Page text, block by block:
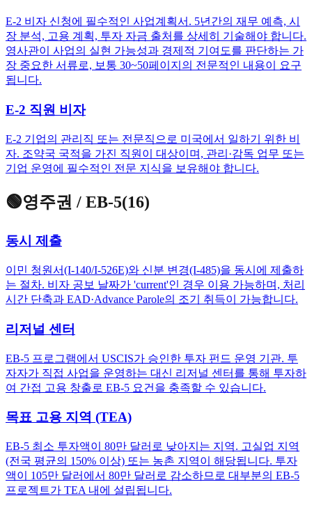
E-2 비자 신청에 필수적인 사업계획서. 5년간의 재무 예측, 시
장 분석, 고용 계획, 투자 자금 출처를 상세히 기술해야 합니다.
영사관이 사업의 실현 가능성과 경제적 기여도를 판단하는 가
장 중요한 서류로, 보통 30~50페이지의 전문적인 내용이 요구
됩니다.
E-2 직원 비자
E-2 기업의 관리직 또는 전문직으로 미국에서 일하기 위한 비
자. 조약국 국적을 가진 직원이 대상이며, 관리·감독 업무 또는
기업 운영에 필수적인 전문 지식을 보유해야 합니다.
🟢영주권 / EB-5(16)
동시 제출
이민 청원서(I-140/I-526E)와 신분 변경(I-485)을 동시에 제출하
는 절차. 비자 공보 날짜가 'current'인 경우 이용 가능하며, 처리
시간 단축과 EAD·Advance Parole의 조기 취득이 가능합니다.
리저널 센터
EB-5 프로그램에서 USCIS가 승인한 투자 펀드 운영 기관. 투
자자가 직접 사업을 운영하는 대신 리저널 센터를 통해 투자하
여 간접 고용 창출로 EB-5 요건을 충족할 수 있습니다.
목표 고용 지역 (TEA)
EB-5 최소 투자액이 80만 달러로 낮아지는 지역. 고실업 지역
(전국 평균의 150% 이상) 또는 농촌 지역이 해당됩니다. 투자
액이 105만 달러에서 80만 달러로 감소하므로 대부분의 EB-5
프로젝트가 TEA 내에 설립됩니다.